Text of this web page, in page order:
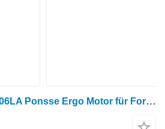
Mercedes-Benz OM906LA Ponsse Ergo Motor für Forsttechnik